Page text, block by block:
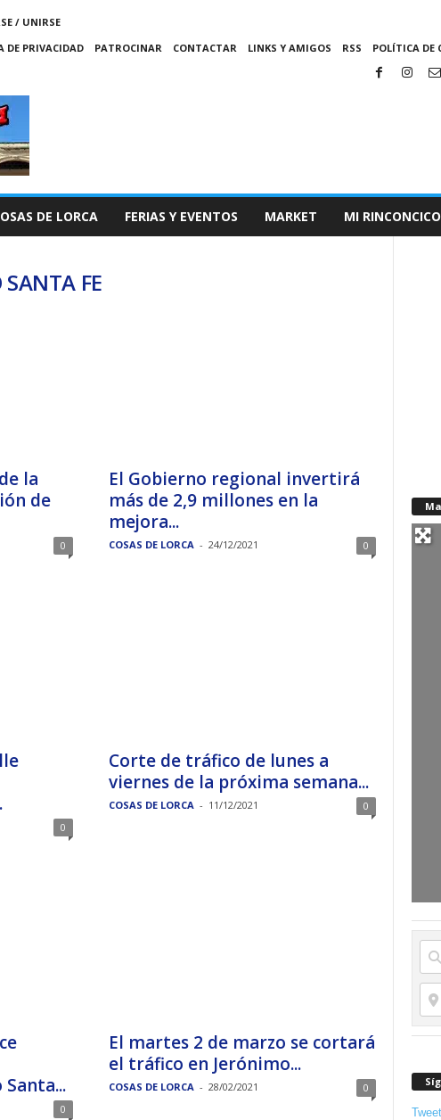
/ UNIRSE
DE PRIVACIDAD PATROCINAR CONTACTAR LINKS Y AMIGOS RSS POLÍTICA DE
DE LORCA FERIAS Y EVENTOS MARKET MI RINCONCICO
FE
la
de
0
El Gobierno regional invertirá
más de 2,9 millones en la
mejora...
COSAS DE LORCA - 24/12/2021 0
0
Corte de tráfico de lunes a
viernes de la próxima semana...
COSAS DE LORCA - 11/12/2021 0
0
El martes 2 de marzo se cortará
el tráfico en Jerónimo...
COSAS DE LORCA - 28/02/2021 0